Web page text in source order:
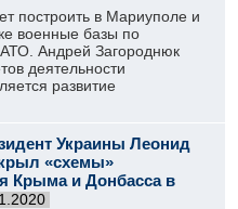
построить в Мариуполе и
военные базы по
Андрей Загороднюк
деятельности
развитие
Украины Леонид
«схемы»
Крыма и Донбасса в